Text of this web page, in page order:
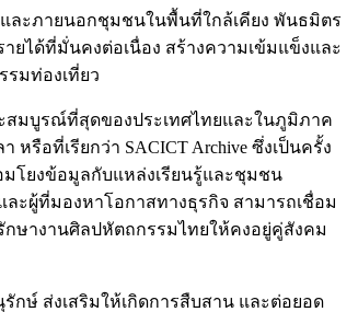
ละภายนอกชุมชนในพื้นที่ใกล้เคียง พันธมิตร
ยได้ที่มั่นคงต่อเนื่อง สร้างความเข้มแข็งและ
มท่องเที่ยว
ะสมบูรณ์ที่สุดของประเทศไทยและในภูมิภาค
อที่เรียกว่า SACICT Archive ซึ่งเป็นครั้ง
โยงข้อมูลกับแหล่งเรียนรู้และชุมชน
ะผู้ที่มองหาโอกาสทางธุรกิจ สามารถเชื่อม
ษางานศิลปหัตถกรรมไทยให้คงอยู่คู่สังคม
กษ์ ส่งเสริมให้เกิดการสืบสาน และต่อยอด